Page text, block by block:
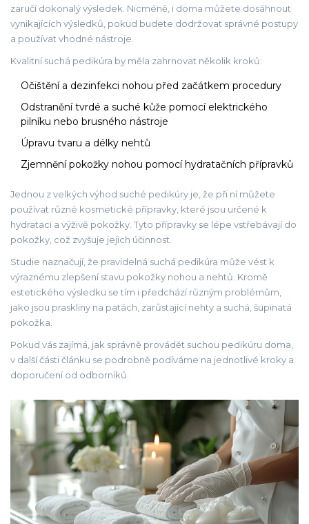
zaručí dokonalý výsledek. Nicméně, i doma můžete dosáhnout
vynikajících výsledků, pokud budete dodržovat správné postupy
a používat vhodné nástroje.
Kvalitní suchá pedikúra by měla zahrnovat několik kroků:
Očištění a dezinfekci nohou před začátkem procedury
Odstranění tvrdé a suché kůže pomocí elektrického
pilníku nebo brusného nástroje
Úpravu tvaru a délky nehtů
Zjemnění pokožky nohou pomocí hydratačních přípravků
Jednou z velkých výhod suché pedikúry je, že při ní můžete
používat různé kosmetické přípravky, které jsou určené k
hydrataci a výživě pokožky. Tyto přípravky se lépe vstřebávají do
pokožky, což zvyšuje jejich účinnost.
Studie naznačují, že pravidelná suchá pedikúra může vést k
výraznému zlepšení stavu pokožky nohou a nehtů. Kromě
estetického výsledku se tím i předchází různým problémům,
jako jsou praskliny na patách, zarůstající nehty a suchá, šupinatá
pokožka.
Pokud vás zajímá, jak správně provádět suchou pedikúru doma,
v další části článku se podrobně podíváme na jednotlivé kroky a
doporučení od odborníků.